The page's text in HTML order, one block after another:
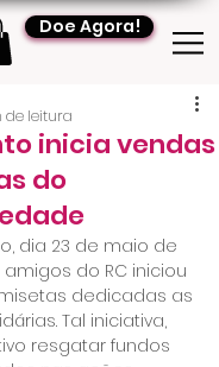
Doe Agora!
inicia vendas
do
de leitura
dia 23 de maio de
amigos do RC iniciou
dedicadas as
Tal iniciativa,
resgatar fundos